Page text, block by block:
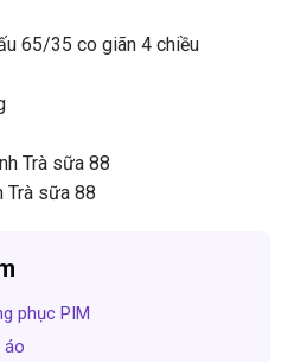
65/35 co giãn 4 chiều
Trà sữa 88
Trà sữa 88
phục PIM
áo